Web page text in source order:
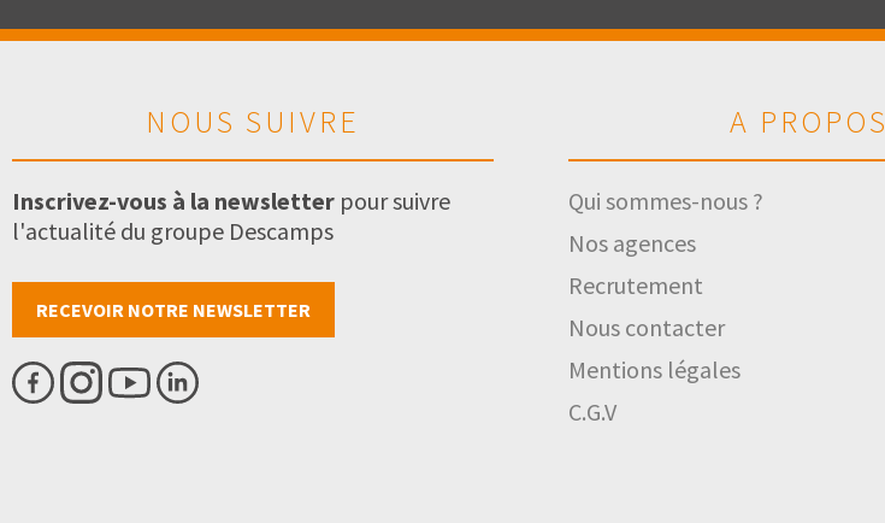
NOUS SUIVRE
Inscrivez-vous à la newsletter pour suivre
l'actualité du groupe Descamps
RECEVOIR NOTRE NEWSLETTER
A PROPOS
Qui sommes-nous ?
Nos agences
Recrutement
Nous contacter
Mentions légales
C.G.V